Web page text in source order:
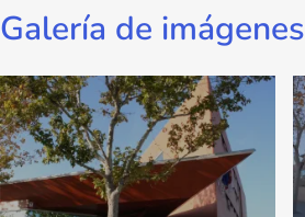
Galería de imágenes